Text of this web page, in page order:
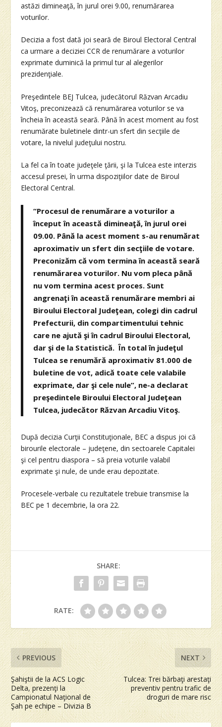
astăzi dimineaţă, în jurul orei 9.00, renumărarea
voturilor.
Decizia a fost dată joi seară de Biroul Electoral Central
ca urmare a deciziei CCR de renumărare a voturilor
exprimate duminică la primul tur al alegerilor
prezidenţiale.
Preşedintele BEJ Tulcea, judecătorul Răzvan Arcadiu
Vitoş, preconizează că renumărarea voturilor se va
încheia în această seară. Până în acest moment au fost
renumărate buletinele dintr-un sfert din secţiile de
votare, la nivelul judeţului nostru.
La fel ca în toate judeţele ţării, şi la Tulcea este interzis
accesul presei, în urma dispoziţiilor date de Biroul
Electoral Central.
“Procesul de renumărare a voturilor a
început în această dimineaţă, în jurul orei
09.00. Până la acest moment s-au renumărat
aproximativ un sfert din secţiile de votare.
Preconizăm că vom termina în această seară
renumărarea voturilor. Nu vom pleca până
nu vom termina acest proces. Sunt
angrenaţi în această renumărare membri ai
Biroului Electoral Judeţean, colegi din cadrul
Prefecturii, din compartimentului tehnic
care ne ajută şi în cadrul Biroului Electoral,
dar şi de la Statistică. În total în judeţul
Tulcea se renumără aproximativ 81.000 de
buletine de vot, adică toate cele valabile
exprimate, dar şi cele nule”, ne-a declarat
preşedintele Biroului Electoral Judeţean
Tulcea, judecător Răzvan Arcadiu Vitoş.
După decizia Curţii Constituţionale, BEC a dispus joi că
birourile electorale – judeţene, din sectoarele Capitalei
şi cel pentru diaspora – să preia voturile valabil
exprimate şi nule, de unde erau depozitate.
Procesele-verbale cu rezultatele trebuie transmise la
BEC pe 1 decembrie, la ora 22.
SHARE:
RATE:
PREVIOUS
Şahiştii de la ACS Logic
Delta, prezenţi la
Campionatul Naţional de
Şah pe echipe – Divizia B
NEXT
Tulcea: Trei bărbaţi arestaţi
preventiv pentru trafic de
droguri de mare risc